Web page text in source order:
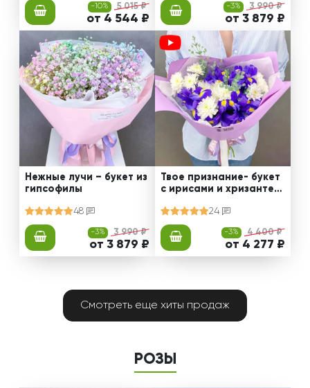
-10% 5 015 ₽
от 4 544 ₽
-3% 3 990 ₽
от 3 879 ₽
Нежные лучи – букет из
гипсофилы
48
-3% 3 990 ₽
от 3 879 ₽
Твое признание- букет
с ирисами и хризантем
24
-3% 4 400 ₽
от 4 277 ₽
Смотреть еще хиты продаж
РОЗЫ